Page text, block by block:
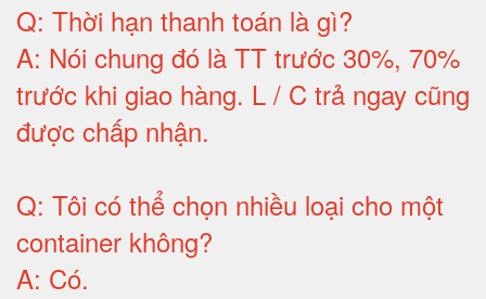
Q: Thời hạn thanh toán là gì?
A: Nói chung đó là TT trước 30%, 70%
trước khi giao hàng. L / C trả ngay cũng
được chấp nhận.
Q: Tôi có thể chọn nhiều loại cho một
container không?
A: Có.